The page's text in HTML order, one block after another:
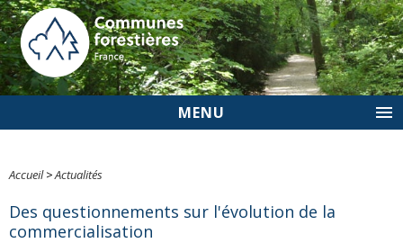
MENU
Accueil>Actualités
Des questionnements sur l'évolution de la
commercialisation